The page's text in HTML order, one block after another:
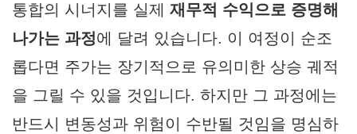
통합의 시너지를 실제 재무적 수익으로 증명해
나가는 과정에 달려 있습니다. 이 여정이 순조
롭다면 주가는 장기적으로 유의미한 상승 궤적
을 그릴 수 있을 것입니다. 하지만 그 과정에는
반드시 변동성과 위험이 수반될 것임을 명심하